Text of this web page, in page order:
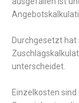
Durchgesetzt
unterscheidet.
Einzelkosten